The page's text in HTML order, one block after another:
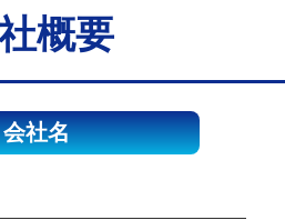
概要
会社名